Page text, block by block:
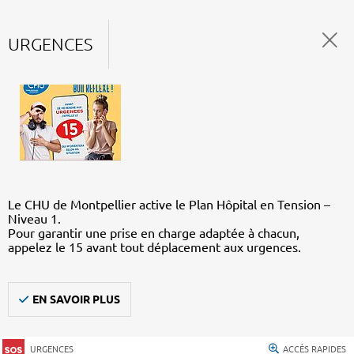
URGENCES
Le CHU de Montpellier active le Plan Hôpital en Tension –
Niveau 1.
Pour garantir une prise en charge adaptée à chacun,
appelez le 15 avant tout déplacement aux urgences.
EN SAVOIR PLUS
URGENCES ACCÈS RAPIDES